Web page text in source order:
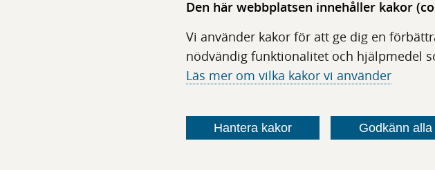
Den här webbplatsen innehåller kakor
Vi använder kakor för att ge dig en
nödvändig funktionalitet och hjälpmedel
Läs mer om vilka kakor vi använder
Hantera kakor Godkänn
Hälsovägen 13 Eugeniavägen 3
Press
Följ oss i sociala medier